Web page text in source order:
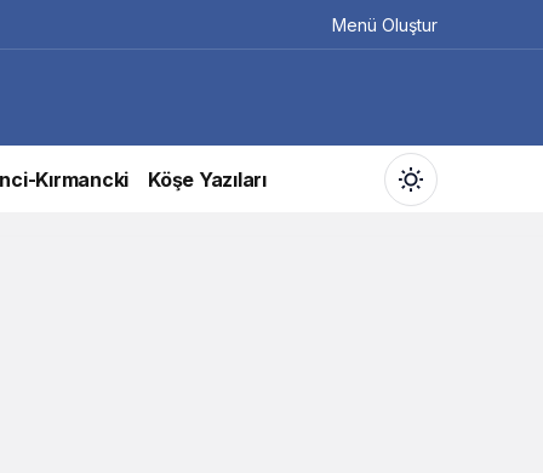
Menü Oluştur
Kırmancki Köşe Yazıları